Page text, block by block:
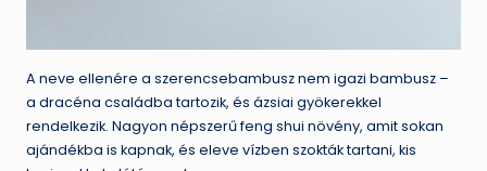
A neve ellenére a szerencsebambusz nem igazi bambusz –
a dracéna családba tartozik, és ázsiai gyökerekkel
rendelkezik. Nagyon népszerű feng shui növény, amit sokan
ajándékba is kapnak, és eleve vízben szokták tartani, kis